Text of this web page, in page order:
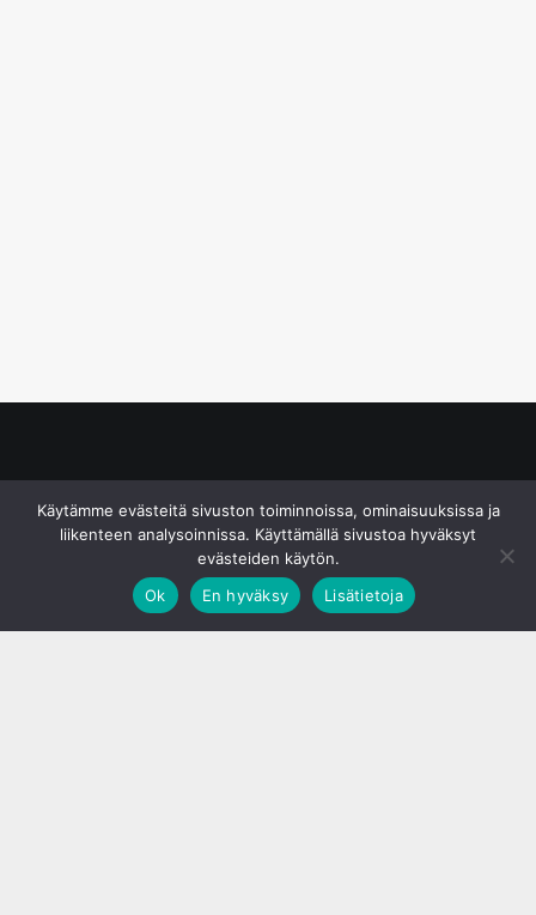
Käytämme evästeitä sivuston toiminnoissa, ominaisuuksissa ja
liikenteen analysoinnissa. Käyttämällä sivustoa hyväksyt
evästeiden käytön.
Ok
En hyväksy Lisätietoja